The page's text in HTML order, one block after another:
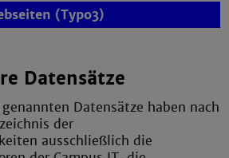
(Typo3)
Datensätze
Datensätze haben nach
der
ausschließlich die